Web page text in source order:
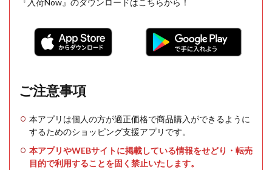
『入荷Now』のダウンロードはこちらから！
ご注意事項
本アプリは個人の方が適正価格で商品購入ができるように
するためのショッピング支援アプリです。
本アプリやWEBサイトに掲載している情報をせどり・転売
目的で利用することを固く禁止いたします。